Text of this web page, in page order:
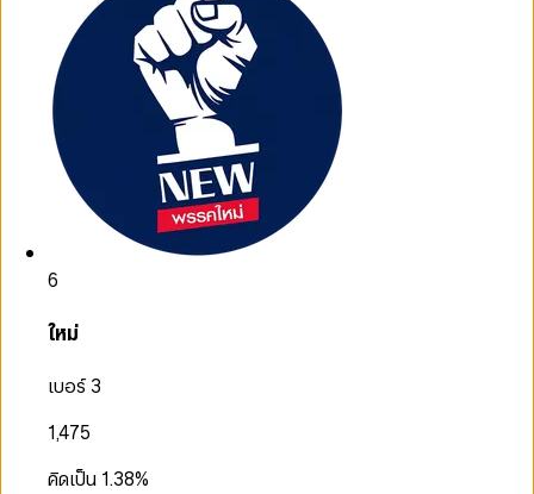
6
ใหม่
เบอร์ 3
1,475
คิดเป็น 1.38%